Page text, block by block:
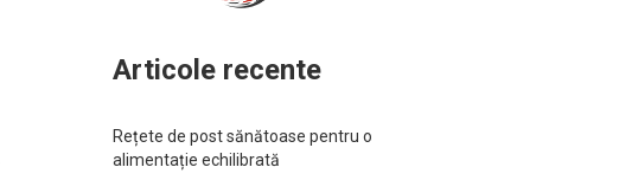
Articole recente
Rețete de post sănătoase pentru o
alimentație echilibrată